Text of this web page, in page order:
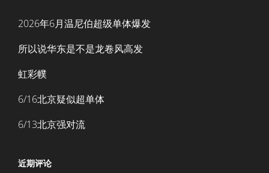
2026年6月温尼伯超级单体爆发
所以说华东是不是龙卷风高发
虹彩幞
6/16北京疑似超单体
6/13北京强对流
近期评论